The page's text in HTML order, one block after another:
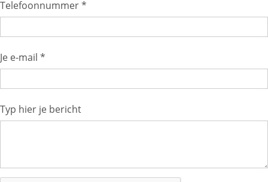
Telefoonnummer *
Je e-mail *
Typ hier je bericht